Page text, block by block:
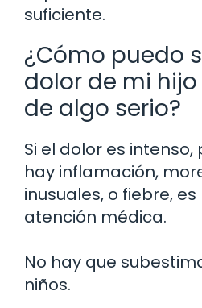
suficiente.
¿Cómo puedo
dolor de mi
de algo serio?
Si el dolor es intenso,
hay inflamación,
inusuales, o fiebre,
atención médica.
No hay que
niños.